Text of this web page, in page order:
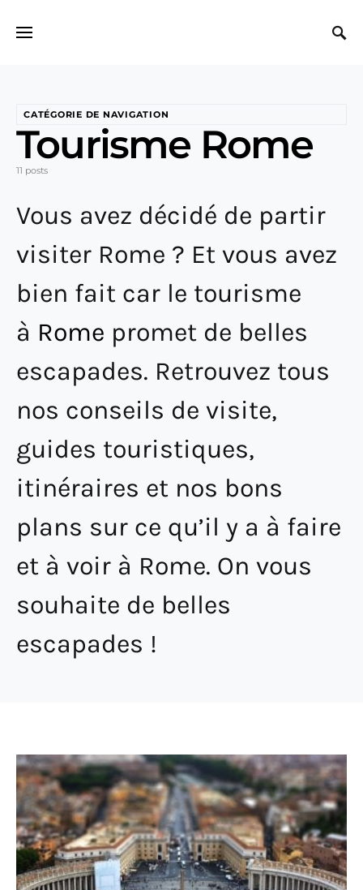
CATÉGORIE DE NAVIGATION
Tourisme Rome
11 posts
Vous avez décidé de partir
visiter Rome ? Et vous avez
bien fait car le tourisme
à Rome promet de belles
escapades. Retrouvez tous
nos conseils de visite,
guides touristiques,
itinéraires et nos bons
plans sur ce qu’il y a à faire
et à voir à Rome. On vous
souhaite de belles
escapades !